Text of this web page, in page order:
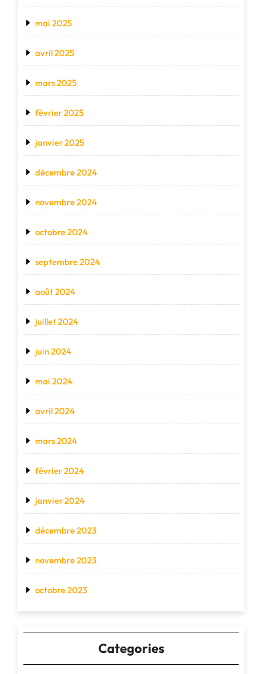
mai 2025
avril 2025
mars 2025
février 2025
janvier 2025
décembre 2024
novembre 2024
octobre 2024
septembre 2024
août 2024
juillet 2024
juin 2024
mai 2024
avril 2024
mars 2024
février 2024
janvier 2024
décembre 2023
novembre 2023
octobre 2023
Categories